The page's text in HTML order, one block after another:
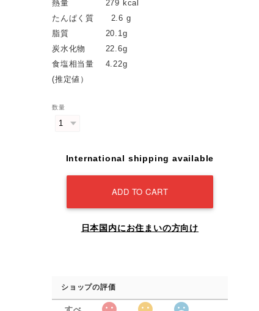
熱量 279 kcal
たんぱく質 2.6 g
脂質 20.1g
炭水化物 22.6g
食塩相当量 4.22g
(推定値）
数量
International shipping available
ADD TO CART
日本国内にお住まいの方向け
ショップの評価